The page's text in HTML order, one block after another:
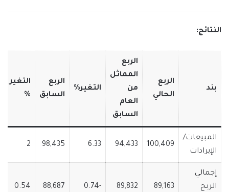
النتائج:
بند
الربع
الحالي
الربع
المماثل
من
العام
السابق
التغير%
الربع
السابق
التغير
%
المبيعات/
الإيرادات
100,409
94,433
6.33
98,435
2
إجمالي
الربح
89,163
89,832
-0.74
88,687
0.54